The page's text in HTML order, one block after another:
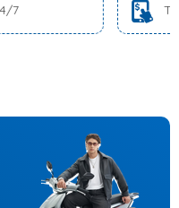
Trả Góp 0% Lãi